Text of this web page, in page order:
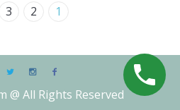
1
2
3
@ All Rights Reserved